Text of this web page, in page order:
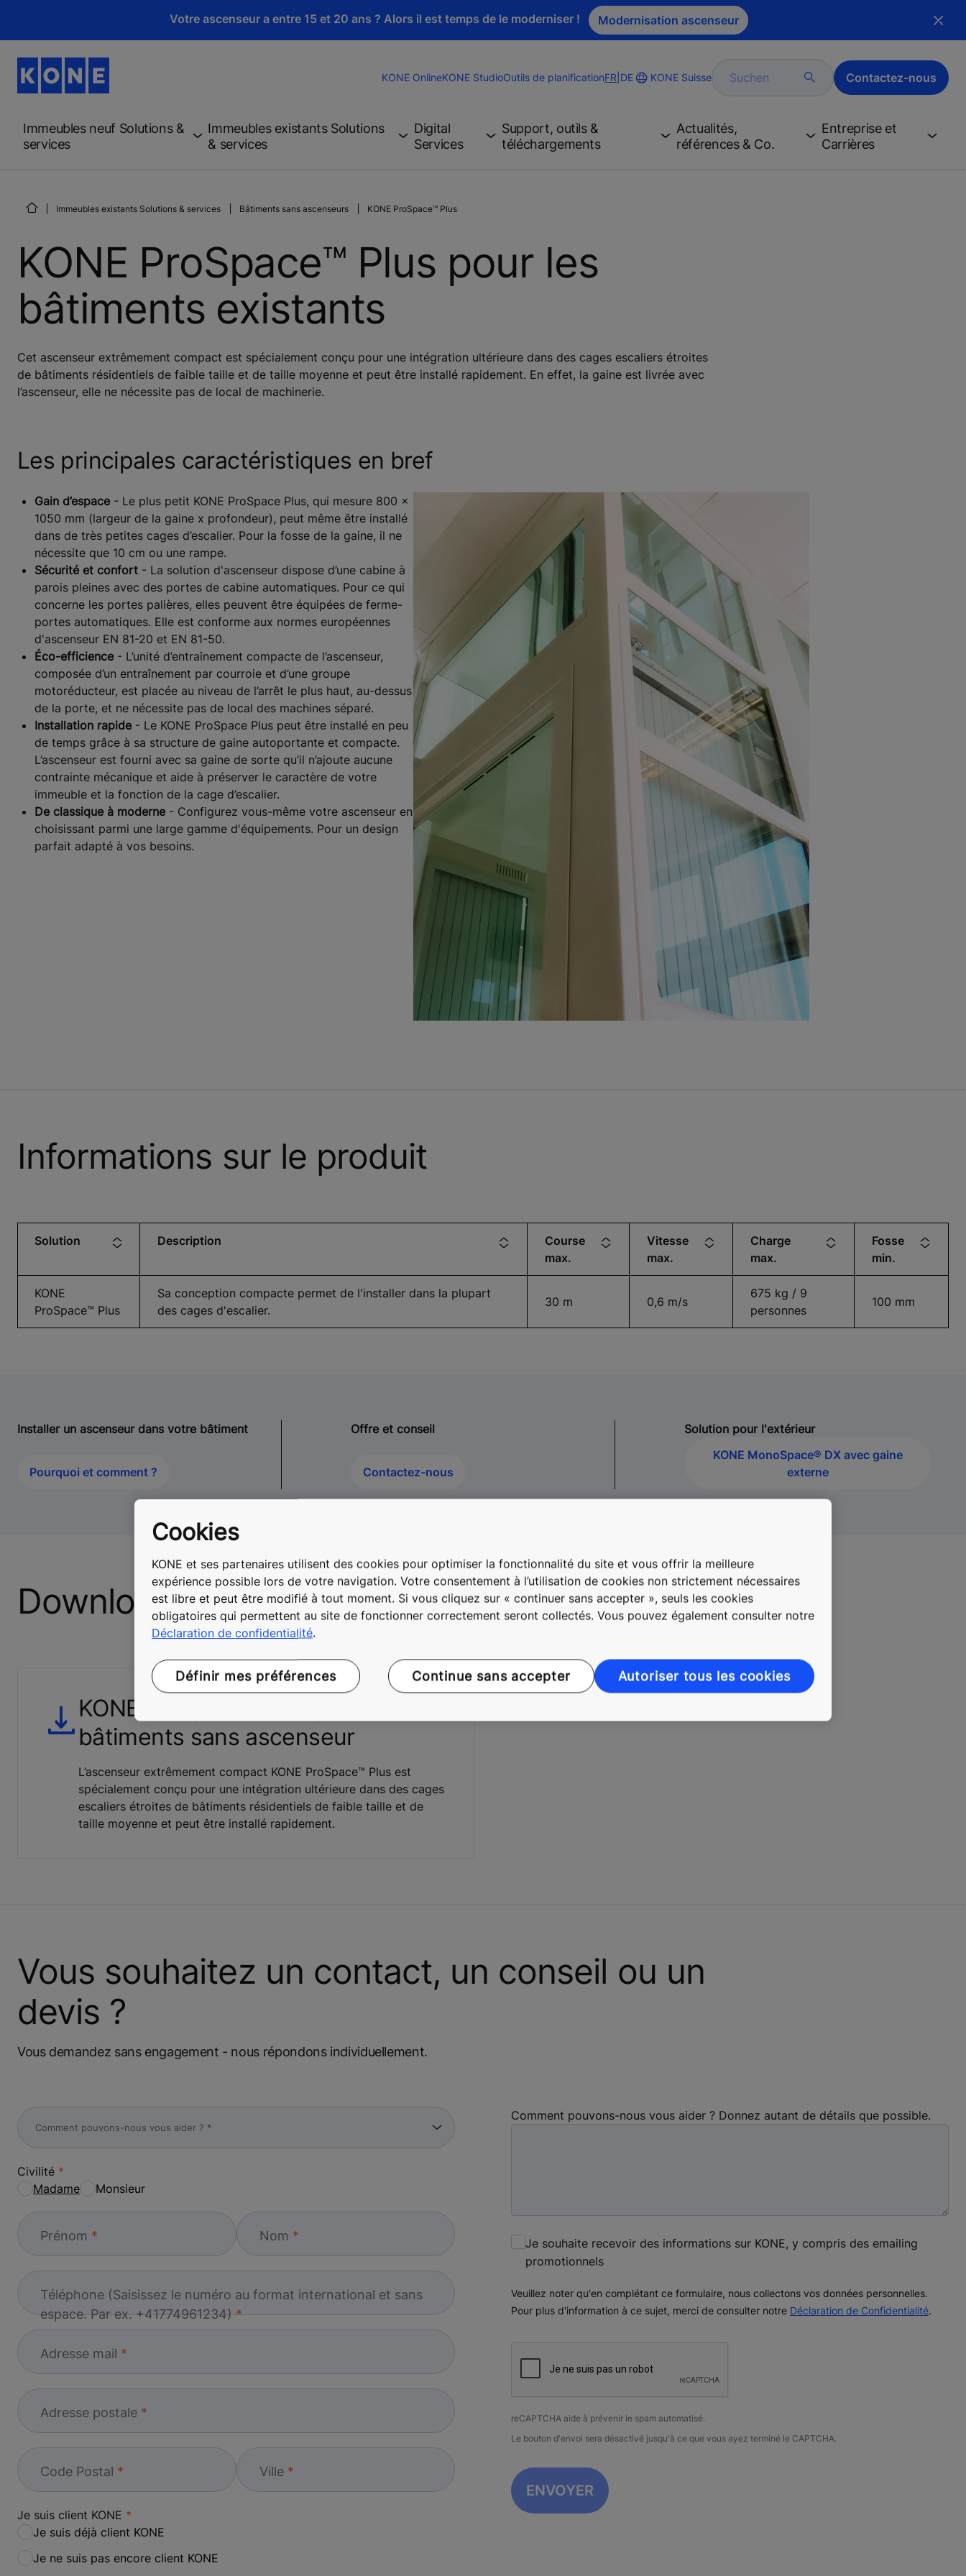
Votre ascenseur a entre 15 et 20 ans ? Alors il est temps de le moderniser ! Modernisation ascenseur
KONE OnlineKONE StudioOutils de planificationChange
FR DE KONE Suisse Suchen Contactez-nous
Immeubles neuf Solutions &
services
Immeubles existants Solutions
& services
Digital
Services
Support, outils &
téléchargements
Actualités,
références & Co.
Entreprise et
Carrières
Immeubles existants Solutions & services Bâtiments sans ascenseurs KONE ProSpace™ Plus
KONE ProSpace™ Plus pour les
bâtiments existants
Cet ascenseur extrêmement compact est spécialement conçu pour une intégration ultérieure dans des cages escaliers étroites
de bâtiments résidentiels de faible taille et de taille moyenne et peut être installé rapidement. En effet, la gaine est livrée avec
l’ascenseur, elle ne nécessite pas de local de machinerie.
Les principales caractéristiques en bref
Gain d’espace - Le plus petit KONE ProSpace Plus, qui mesure 800 x
1050 mm (largeur de la gaine x profondeur), peut même être installé
dans de très petites cages d’escalier. Pour la fosse de la gaine, il ne
nécessite que 10 cm ou une rampe.
Sécurité et confort - La solution d'ascenseur dispose d’une cabine à
parois pleines avec des portes de cabine automatiques. Pour ce qui
concerne les portes palières, elles peuvent être équipées de ferme-
portes automatiques. Elle est conforme aux normes européennes
d'ascenseur EN 81-20 et EN 81-50.
Éco-efficience - L’unité d’entraînement compacte de l’ascenseur,
composée d’un entraînement par courroie et d’une groupe
motoréducteur, est placée au niveau de l’arrêt le plus haut, au-dessus
de la porte, et ne nécessite pas de local des machines séparé.
Installation rapide - Le KONE ProSpace Plus peut être installé en peu
de temps grâce à sa structure de gaine autoportante et compacte.
L’ascenseur est fourni avec sa gaine de sorte qu’il n’ajoute aucune
contrainte mécanique et aide à préserver le caractère de votre
immeuble et la fonction de la cage d’escalier.
De classique à moderne - Configurez vous-même votre ascenseur en
choisissant parmi une large gamme d'équipements. Pour un design
parfait adapté à vos besoins.
Informations sur le produit
Solution Description
Course
max.
Vitesse
max.
Charge
max.
Fosse
min.
KONE
ProSpace™ Plus
Sa conception compacte permet de l'installer dans la plupart
des cages d'escalier.
30 m 0,6 m/s
675 kg / 9
personnes
100 mm
Installer un ascenseur dans votre bâtiment
Pourquoi et comment ?
Offre et conseil
Contactez-nous
Solution pour l'extérieur
KONE MonoSpace® DX avec gaine
externe
Download
KONE ProSpace™ Plus pour les
bâtiments sans ascenseur
L’ascenseur extrêmement compact KONE ProSpace™ Plus est
spécialement conçu pour une intégration ultérieure dans des cages
escaliers étroites de bâtiments résidentiels de faible taille et de
taille moyenne et peut être installé rapidement.
Vous souhaitez un contact, un conseil ou un
devis ?
Vous demandez sans engagement - nous répondons individuellement.
Civilité
Madame
Monsieur
Prénom Nom
Téléphone (Saisissez le numéro au format international et sans
espace. Par ex. +41774961234)
Adresse mail
Adresse postale
Code Postal Ville
Je suis client KONE
Je suis déjà client KONE
Je ne suis pas encore client KONE
Comment pouvons-nous vous aider ? Donnez autant de détails que possible.
Je souhaite recevoir des informations sur KONE, y compris des emailing
promotionnels
Veuillez noter qu'en complétant ce formulaire, nous collectons vos données personnelles.
Pour plus d'information à ce sujet, merci de consulter notre Déclaration de Confidentialité.
reCAPTCHA aide à prévenir le spam automatisé.
Le bouton d'envoi sera désactivé jusqu'à ce que vous ayez terminé le CAPTCHA.
Cookies
KONE et ses partenaires utilisent des cookies pour optimiser la fonctionnalité du site et vous offrir la meilleure
expérience possible lors de votre navigation. Votre consentement à l’utilisation de cookies non strictement nécessaires
est libre et peut être modifié à tout moment. Si vous cliquez sur « continuer sans accepter », seuls les cookies
obligatoires qui permettent au site de fonctionner correctement seront collectés. Vous pouvez également consulter notre
Déclaration de confidentialité.
Définir mes préférences Continue sans accepter Autoriser tous les cookies